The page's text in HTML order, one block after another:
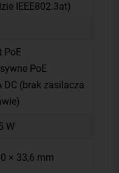
IEEE802.3at)
PoE
PoE
DC (brak zasilacza
W
× 33,6 mm